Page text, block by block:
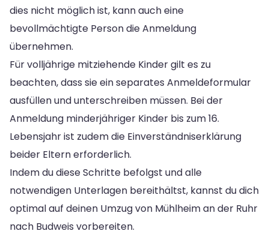
dies nicht möglich ist, kann auch eine
bevollmächtigte Person die Anmeldung
übernehmen.
Für volljährige mitziehende Kinder gilt es zu
beachten, dass sie ein separates Anmeldeformular
ausfüllen und unterschreiben müssen. Bei der
Anmeldung minderjähriger Kinder bis zum 16.
Lebensjahr ist zudem die Einverständniserklärung
beider Eltern erforderlich.
Indem du diese Schritte befolgst und alle
notwendigen Unterlagen bereithältst, kannst du dich
optimal auf deinen Umzug von Mühlheim an der Ruhr
nach Budweis vorbereiten.